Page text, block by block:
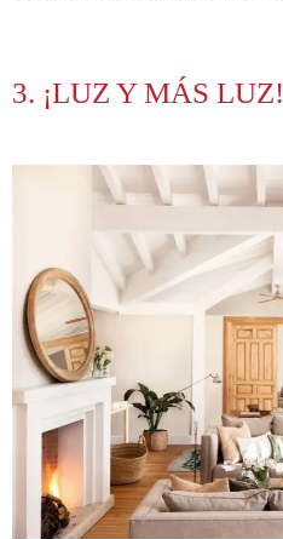
3. ¡LUZ Y MÁS LUZ!